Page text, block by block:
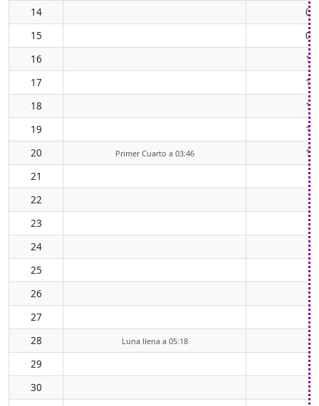
14
15
16
17
18
19
20
Primer Cuarto a 03:46
21
22
23
24
25
26
27
28
Luna llena a 05:18
29
30